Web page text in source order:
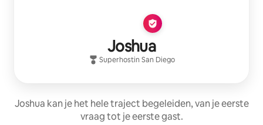
Joshua
Superhostin San Diego
Joshua kan je het hele traject begeleiden, van je eerste
vraag tot je eerste gast.